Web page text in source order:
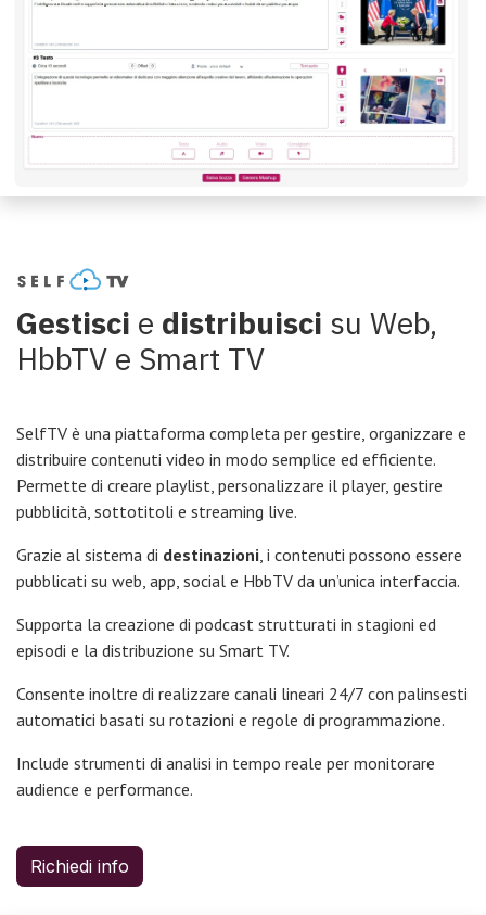
Gestisci e distribuisci su Web,
HbbTV e Smart TV
SelfTV è una piattaforma completa per gestire, organizzare e
distribuire contenuti video in modo semplice ed efficiente.
Permette di creare playlist, personalizzare il player, gestire
pubblicità, sottotitoli e streaming live.
Grazie al sistema di destinazioni , i contenuti possono essere
pubblicati su web, app, social e HbbTV da un’unica interfaccia.
Supporta la creazione di podcast strutturati in stagioni ed
episodi e la distribuzione su Smart TV.
Consente inoltre di realizzare canali lineari 24/7 con palinsesti
automatici basati su rotazioni e regole di programmazione.
Include strumenti di analisi in tempo reale per monitorare
audience e performance.
Richiedi info